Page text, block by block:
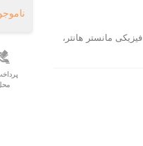
فیزیکی مانستر هانتر،